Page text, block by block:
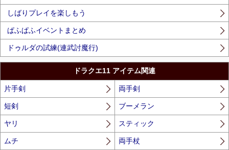
しばりプレイを楽しもう
ぱふぱふイベントまとめ
ドゥルダの試練(連武討魔行)
ドラクエ11 アイテム関連
片手剣 両手剣
短剣 ブーメラン
ヤリ スティック
ムチ 両手杖